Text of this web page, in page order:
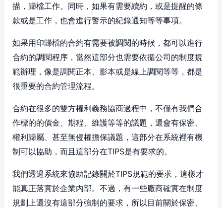
描，歸檔工作。同時，如果有需要續約，或是提醒的條
款或是工作，也會進行警示的紀錄通知等等事項。
如果用印歸檔的合約有需要被調閱的時候，都可以進行
合約的調閱程序，當然這部分也需要依循公司的制度規
範辦理，像是調閱正本、影本或是線上調閱等等，都是
很重要的合約管理流程。
合約在很多的雙方權利義務協商過程中，不僅有我們合
作標的的價金、期程、維護等等的議題，還會有保密、
權利歸屬、甚至無侵權擔保議題，這部分在系統裡有機
制可以協助，而且這部分在TIPS是有要求的。
我們透過系統來協助記錄關於TIPS規範的要求，這樣才
能真正落實於企業內部。不過，有一些廠商確實在制度
規劃上還沒有這部分強制的要求，所以目前關於保密、